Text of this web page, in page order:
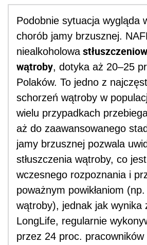
Podobnie sytuacja wygląda
chorób jamy brzusznej.
niealkoholowa
wątroby, dotyka aż 20–25
Polaków. To jedno z
schorzeń wątroby w
wielu przypadkach
aż do zaawansowanego
jamy brzusznej pozwala
stłuszczenia wątroby, co
wczesnego rozpoznania i
poważnym powikłaniom
wątroby), jednak jak wynika
LongLife, regularnie
przez 24 proc. pracowników